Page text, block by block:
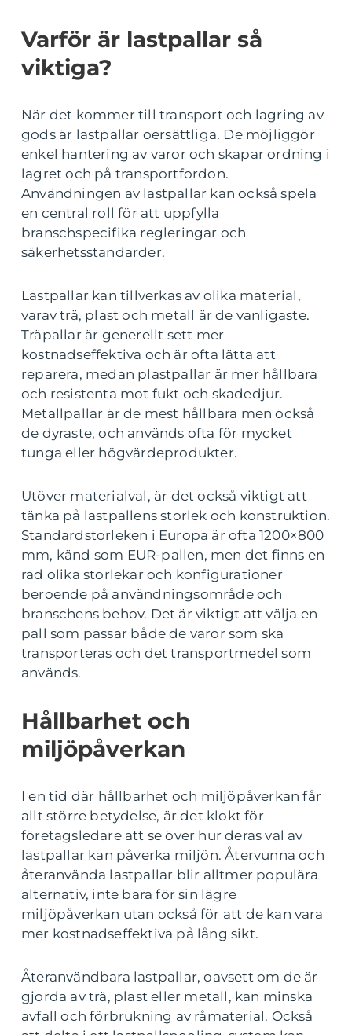
Varför är lastpallar så
viktiga?
När det kommer till transport och lagring av
gods är lastpallar oersättliga. De möjliggör
enkel hantering av varor och skapar ordning i
lagret och på transportfordon.
Användningen av lastpallar kan också spela
en central roll för att uppfylla
branschspecifika regleringar och
säkerhetsstandarder.
Lastpallar kan tillverkas av olika material,
varav trä, plast och metall är de vanligaste.
Träpallar är generellt sett mer
kostnadseffektiva och är ofta lätta att
reparera, medan plastpallar är mer hållbara
och resistenta mot fukt och skadedjur.
Metallpallar är de mest hållbara men också
de dyraste, och används ofta för mycket
tunga eller högvärdeprodukter.
Utöver materialval, är det också viktigt att
tänka på lastpallens storlek och konstruktion.
Standardstorleken i Europa är ofta 1200×800
mm, känd som EUR-pallen, men det finns en
rad olika storlekar och konfigurationer
beroende på användningsområde och
branschens behov. Det är viktigt att välja en
pall som passar både de varor som ska
transporteras och det transportmedel som
används.
Hållbarhet och
miljöpåverkan
I en tid där hållbarhet och miljöpåverkan får
allt större betydelse, är det klokt för
företagsledare att se över hur deras val av
lastpallar kan påverka miljön. Återvunna och
återanvända lastpallar blir alltmer populära
alternativ, inte bara för sin lägre
miljöpåverkan utan också för att de kan vara
mer kostnadseffektiva på lång sikt.
Återanvändbara lastpallar, oavsett om de är
gjorda av trä, plast eller metall, kan minska
avfall och förbrukning av råmaterial. Också